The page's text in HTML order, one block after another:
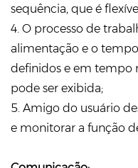
sequência, que é
4. O processo de
alimentação e o
definidos e em tempo
pode ser exibida;
5. Amigo do usuário
e monitorar a função